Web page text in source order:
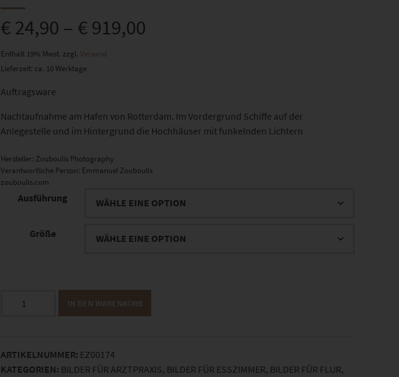
€24,90 – €919,00
Enthält 19% Mwst. zzgl. Versand
Lieferzeit: ca. 10 Werktage
Auftragsware
Nachtaufnahme am Hafen von Rotterdam. Im Vordergrund Schiffe auf der
Anlegestelle und im Hintergrund die Hochhäuser mit funkelnden Lichtern
Hersteller: Zouboulis Photography
Verantwortliche Person: Emmanuel Zouboulis
zouboulis.com
Ausführung
Größe
IN DEN WARENKORB
ARTIKELNUMMER: EZ00174
KATEGORIEN: BILDER FÜR ARZTPRAXIS, BILDER FÜR ESSZIMMER, BILDER FÜR FLUR,